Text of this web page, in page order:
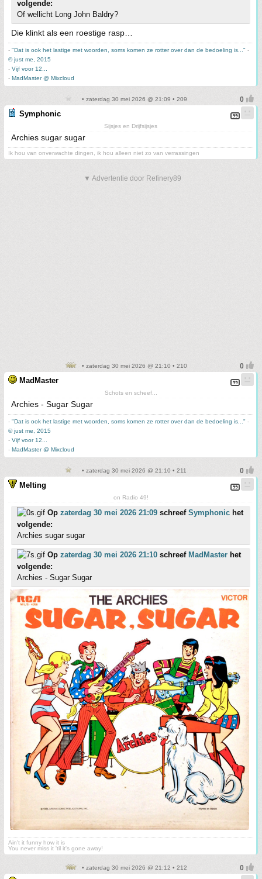
volgende:
Of wellicht Long John Baldry?
Die klinkt als een roestige rasp…
- "Dat is ook het lastige met woorden, soms komen ze rotter over dan de bedoeling is..." -
© just me, 2015
- Vijf voor 12...
- MadMaster @ Mixcloud
• zaterdag 30 mei 2026 @ 21:09 • 209
Symphonic
Sijsjes en Drijfsijsjes
Archies sugar sugar
Ik hou van onverwachte dingen, ik hou alleen niet zo van verrassingen
▼ Advertentie door Refinery89
• zaterdag 30 mei 2026 @ 21:10 • 210
MadMaster
Schots en scheef...
Archies - Sugar Sugar
- "Dat is ook het lastige met woorden, soms komen ze rotter over dan de bedoeling is..." -
© just me, 2015
- Vijf voor 12...
- MadMaster @ Mixcloud
• zaterdag 30 mei 2026 @ 21:10 • 211
Melting
on Radio 49!
Op zaterdag 30 mei 2026 21:09 schreef Symphonic het
volgende:
Archies sugar sugar
Op zaterdag 30 mei 2026 21:10 schreef MadMaster het
volgende:
Archies - Sugar Sugar
Ain't it funny how it is
You never miss it 'til it's gone away!
• zaterdag 30 mei 2026 @ 21:12 • 212